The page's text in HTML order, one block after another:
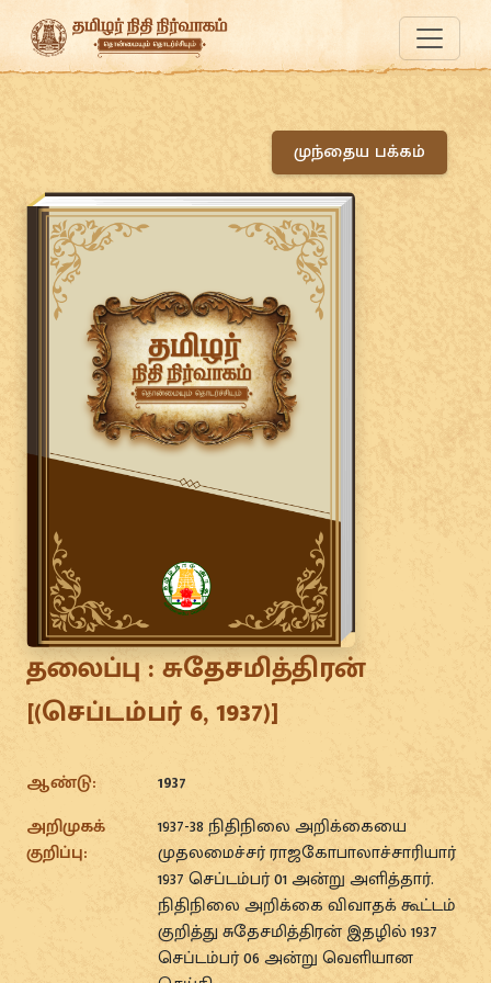
முந்தைய பக்கம்
தலைப்பு :சுதேசமித்திரன்
[(செப்டம்பர் 6, 1937)]
ஆண்டு:
1937
அறிமுகக்
குறிப்பு:
1937-38 நிதிநிலை அறிக்கையை
முதலமைச்சர் ராஜகோபாலாச்சாரியார்
1937 செப்டம்பர் 01 அன்று அளித்தார்.
நிதிநிலை அறிக்கை விவாதக் கூட்டம்
குறித்து சுதேசமித்திரன் இதழில் 1937
செப்டம்பர் 06 அன்று வெளியான